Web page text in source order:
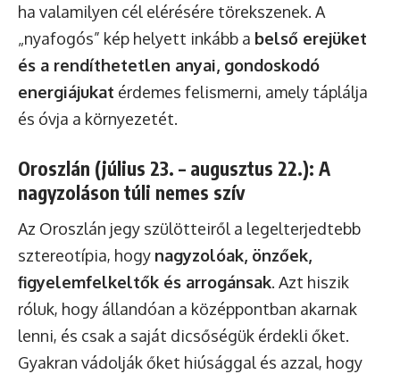
ha valamilyen cél elérésére törekszenek. A
„nyafogós” kép helyett inkább a belső erejüket
és a rendíthetetlen anyai, gondoskodó
energiájukat érdemes felismerni, amely táplálja
és óvja a környezetét.
Oroszlán (július 23. – augusztus 22.): A
nagyzoláson túli nemes szív
Az Oroszlán jegy szülötteiről a legelterjedtebb
sztereotípia, hogy nagyzolóak, önzőek,
figyelemfelkeltők és arrogánsak. Azt hiszik
róluk, hogy állandóan a középpontban akarnak
lenni, és csak a saját dicsőségük érdekli őket.
Gyakran vádolják őket hiúsággal és azzal, hogy